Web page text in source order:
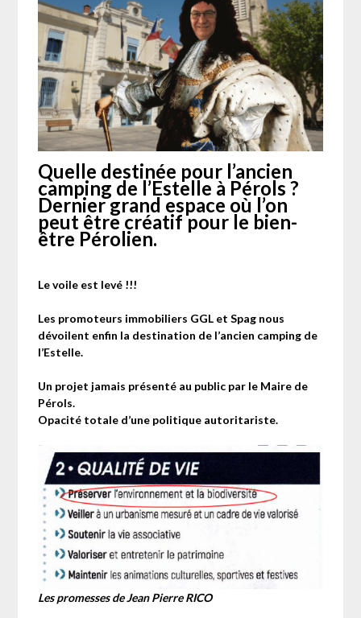
Quelle destinée pour l’ancien
camping de l’Estelle à Pérols ?
Dernier grand espace où l’on
peut être créatif pour le bien-
être Pérolien.
Le voile est levé !!!
Les promoteurs immobiliers GGL et Spag nous
dévoilent enfin la destination de l’ancien camping de
l’Estelle.
Un projet jamais présenté au public par le Maire de
Pérols.
Opacité totale d’une politique autoritariste.
Les promesses de Jean Pierre RICO